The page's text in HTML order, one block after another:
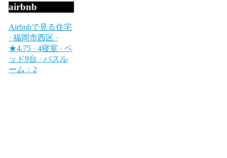
airbnb
Airbnbで見る住宅
· 福岡市西区 ·
★4.75 · 4寝室 · ベ
ッド9台 · バスル
ーム：2